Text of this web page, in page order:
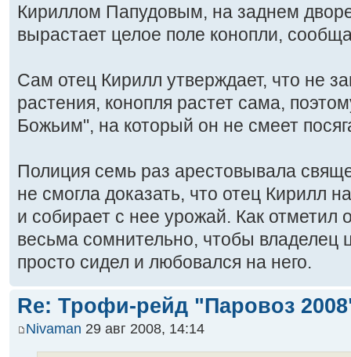
Кириллом Папудовым, на заднем
вырастает целое поле конопли,
Сам отец Кирилл утверждает, что не
растения, конопля растет сама,
Божьим", на который он не смеет
Полиция семь раз арестовывала
не смогла доказать, что отец Кирилл
и собирает с нее урожай. Как отметил
весьма сомнительно, чтобы владелец
просто сидел и любовался на него.
Re: Трофи-рейд "Паровоз
Nivaman 29 авг 2008, 14:14